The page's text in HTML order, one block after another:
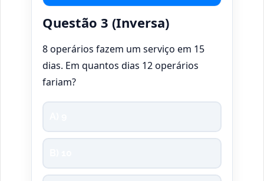
Questão 3 (Inversa)
8 operários fazem um serviço em 15
dias. Em quantos dias 12 operários
fariam?